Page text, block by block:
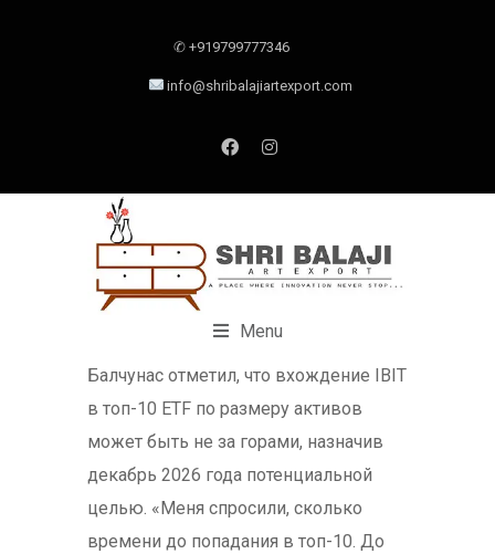
✆ +919799777346
info@shribalajiartexport.com
Menu
Балчунас отметил, что вхождение IBIT
в топ-10 ETF по размеру активов
может быть не за горами, назначив
декабрь 2026 года потенциальной
целью. «Меня спросили, сколько
времени до попадания в топ-10. До